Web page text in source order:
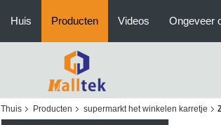
Huis Producten Videos Ongeveer
Thuis Producten supermarkt het winkelen karretje